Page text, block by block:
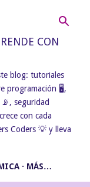
CON
blog: tutoriales
programación 🖥️,
seguridad
con cada
Coders 💡 y lleva
MÁS…